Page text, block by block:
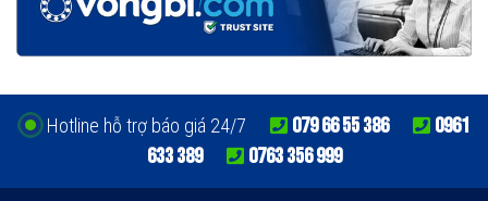
Hotline hỗ trợ báo giá 24/7 079 66 55 386
0961
633 389
0763 356 999